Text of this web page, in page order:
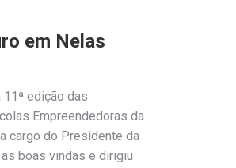
em Nelas
edição das
Empreendedoras da
cargo do Presidente da
boas vindas e dirigiu